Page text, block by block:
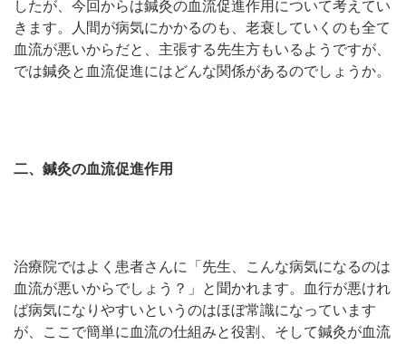
したが、今回からは鍼灸の血流促進作用について考えてい
きます。人間が病気にかかるのも、老衰していくのも全て
血流が悪いからだと、主張する先生方もいるようですが、
では鍼灸と血流促進にはどんな関係があるのでしょうか。
二、鍼灸の血流促進作用
治療院ではよく患者さんに「先生、こんな病気になるのは
血流が悪いからでしょう？」と聞かれます。血行が悪けれ
ば病気になりやすいというのはほぼ常識になっています
が、ここで簡単に血流の仕組みと役割、そして鍼灸が血流